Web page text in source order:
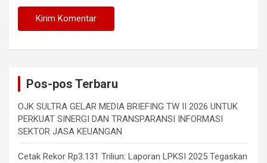
Pos-pos Terbaru
OJK SULTRA GELAR MEDIA BRIEFING TW II 2026 UNTUK
PERKUAT SINERGI DAN TRANSPARANSI INFORMASI
SEKTOR JASA KEUANGAN
Cetak Rekor Rp3.131 Triliun: Laporan LPKSI 2025 Tegaskan